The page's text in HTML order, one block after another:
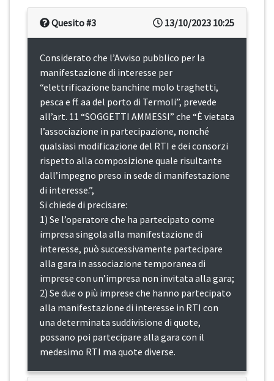
13/10/2023 10:25
Quesito #3
Considerato che l’Avviso pubblico per la
manifestazione di interesse per
“elettrificazione banchine molo traghetti,
pesca e ff. aa del porto di Termoli”, prevede
all’art. 11 “SOGGETTI AMMESSI” che “È vietata
l’associazione in partecipazione, nonché
qualsiasi modificazione del RTI e dei consorzi
rispetto alla composizione quale risultante
dall’impegno preso in sede di manifestazione
di interesse.”,
Si chiede di precisare:
1) Se l’operatore che ha partecipato come
impresa singola alla manifestazione di
interesse, può successivamente partecipare
alla gara in associazione temporanea di
imprese con un’impresa non invitata alla gara;
2) Se due o più imprese che hanno partecipato
alla manifestazione di interesse in RTI con
una determinata suddivisione di quote,
possano poi partecipare alla gara con il
medesimo RTI ma quote diverse.